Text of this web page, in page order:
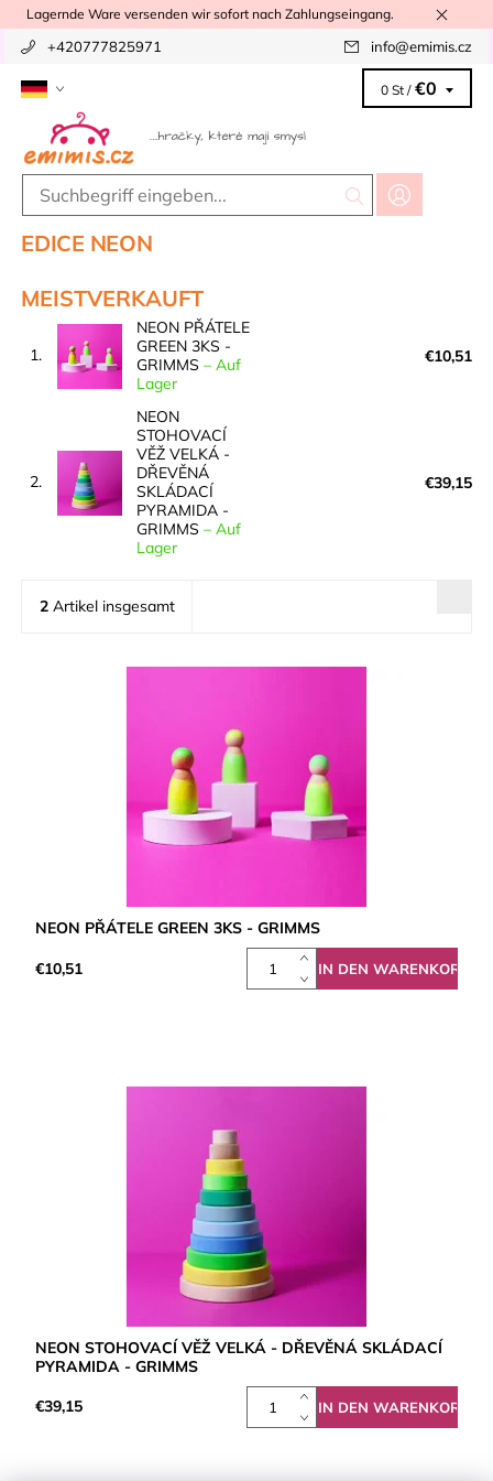
Lagernde Ware versenden wir sofort nach Zahlungseingang.
+420777825971 info@emimis.cz
0 St / €0
EDICE NEON
MEISTVERKAUFT
1.
NEON PŘÁTELE
GREEN 3KS -
GRIMMS – Auf
Lager
€10,51
2.
NEON
STOHOVACÍ
VĚŽ VELKÁ -
DŘEVĚNÁ
SKLÁDACÍ
PYRAMIDA -
GRIMMS – Auf
Lager
€39,15
2 Artikel insgesamt
NEON PŘÁTELE GREEN 3KS - GRIMMS
€10,51
NEON STOHOVACÍ VĚŽ VELKÁ - DŘEVĚNÁ SKLÁDACÍ
PYRAMIDA - GRIMMS
€39,15